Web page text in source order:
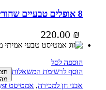
8 אופלים טבעיים שחורים
220.00 ₪
הוספה לסל
הוסף לרשימת המשאלות
אבני חן למכירה, אמטיסט Amethyst